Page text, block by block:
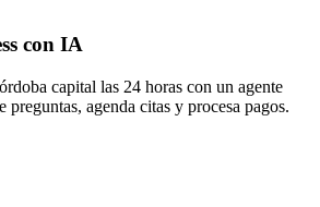
con IA
capital las 24 horas con un agente
preguntas, agenda citas y procesa pagos.